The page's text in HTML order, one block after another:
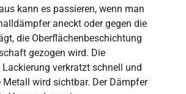
kann es passieren, wenn man
aneckt oder gegen die
die Oberflächenbeschichtung
gezogen wird. Die
verkratzt schnell und
Metall wird sichtbar. Der Dämpfer